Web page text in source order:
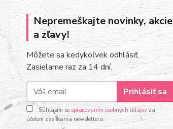
Nepremeškajte novinky, akcie
a zľavy!
Môžete sa kedykoľvek odhlásiť.
Zasielame raz za 14 dní.
Prihlásiť sa
Súhlasím so spracovaním osobných údajovza
účelom zasielania newslettera.